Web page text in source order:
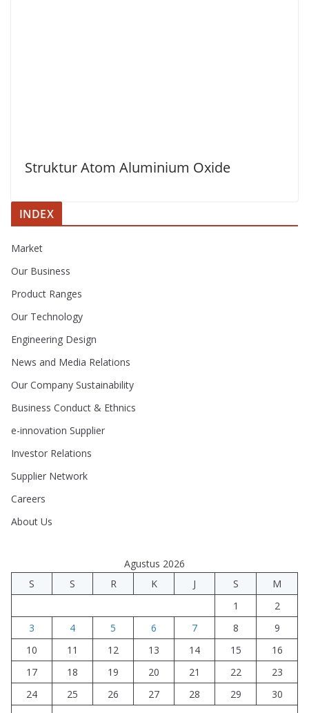
Struktur Atom Aluminium Oxide
INDEX
Market
Our Business
Product Ranges
Our Technology
Engineering Design
News and Media Relations
Our Company Sustainability
Business Conduct & Ethnics
e-innovation Supplier
Investor Relations
Supplier Network
Careers
About Us
Agustus 2026
S
S R K J S
M
1
2
3
4 5 6 7 8
9
10
11 12 13 14 15
16
17
18 19 20 21 22
23
24
25 26 27 28 29
30